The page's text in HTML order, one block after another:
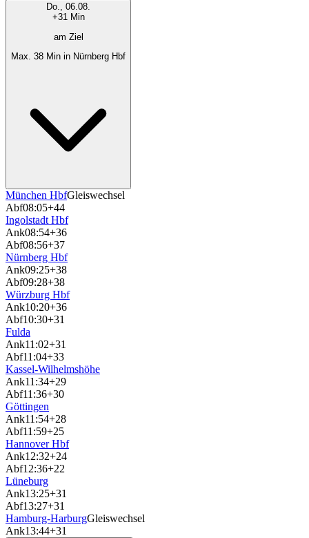
Do., 06.08.
+31 Min
am Ziel
Max. 38 Min in Nürnberg Hbf
München HbfGleiswechsel
Abf08:05+44
Ingolstadt Hbf
Ank08:54+36
Abf08:56+37
Nürnberg Hbf
Ank09:25+38
Abf09:28+38
Würzburg Hbf
Ank10:20+36
Abf10:30+31
Fulda
Ank11:02+31
Abf11:04+33
Kassel-Wilhelmshöhe
Ank11:34+29
Abf11:36+30
Göttingen
Ank11:54+28
Abf11:59+25
Hannover Hbf
Ank12:32+24
Abf12:36+22
Lüneburg
Ank13:25+31
Abf13:27+31
Hamburg-HarburgGleiswechsel
Ank13:44+31